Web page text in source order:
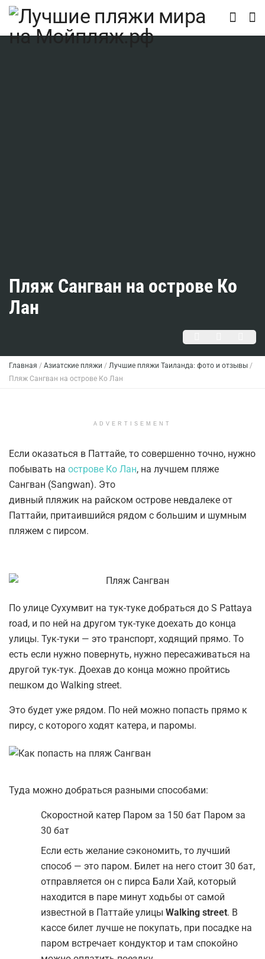
Пляж Сангван на острове Ко
Лан
Главная / Азиатские пляжи / Лучшие пляжи Таиланда: фото и отзывы /
Пляж Сангван на острове Ко Лан
ADVERTISEMENT
Если оказаться в Паттайе, то совершенно точно, нужно
побывать на острове Ко Лан, на лучшем пляже
Сангван (Sangwan). Это
дивный пляжик на райском острове невдалеке от
Паттайи, притаившийся рядом с большим и шумным
пляжем с пирсом.
По улице Сухумвит на тук-туке добраться до S Pattaya
road, и по ней на другом тук-туке доехать до конца
улицы. Тук-туки — это транспорт, ходящий прямо. То
есть если нужно повернуть, нужно пересаживаться на
другой тук-тук. Доехав до конца можно пройтись
пешком до Walking street.
Это будет уже рядом. По ней можно попасть прямо к
пирсу, с которого ходят катера, и паромы.
Туда можно добраться разными способами:
Скоростной катер Паром за 150 бат Паром за
30 бат
Если есть желание сэкономить, то лучший
способ — это паром. Билет на него стоит 30 бат,
отправляется он с пирса Бали Хай, который
находится в паре минут ходьбы от самой
известной в Паттайе улицыWalking street. В
кассе билет лучше не покупать, при посадке на
паром встречает кондуктор и там спокойно